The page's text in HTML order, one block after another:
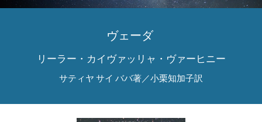
ヴェーダ
リーラー・カイヴァッリャ・ヴァーヒニー
サティヤ サイ ババ著／小栗知加子訳